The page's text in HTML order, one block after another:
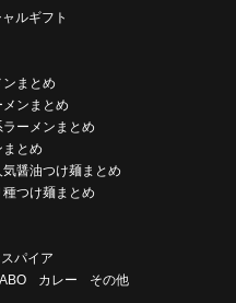
ルギフト
ンまとめ
メンまとめ
ラーメンまとめ
まとめ
気醤油つけ麺まとめ
種つけ麺まとめ
パイア
カレー その他